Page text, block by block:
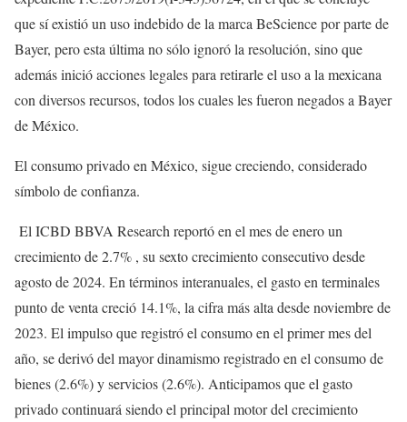
que sí existió un uso indebido de la marca BeScience por parte de
Bayer, pero esta última no sólo ignoró la resolución, sino que
además inició acciones legales para retirarle el uso a la mexicana
con diversos recursos, todos los cuales les fueron negados a Bayer
de México.
El consumo privado en México, sigue creciendo, considerado
símbolo de confianza.
El ICBD BBVA Research reportó en el mes de enero un
crecimiento de 2.7% , su sexto crecimiento consecutivo desde
agosto de 2024. En términos interanuales, el gasto en terminales
punto de venta creció 14.1%, la cifra más alta desde noviembre de
2023. El impulso que registró el consumo en el primer mes del
año, se derivó del mayor dinamismo registrado en el consumo de
bienes (2.6%) y servicios (2.6%). Anticipamos que el gasto
privado continuará siendo el principal motor del crecimiento